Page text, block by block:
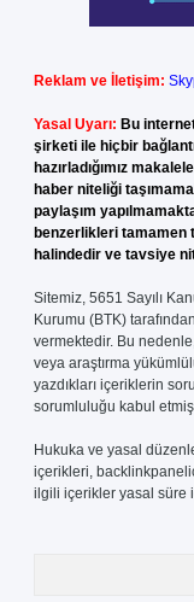
Reklam ve İletişim:
Yasal Uyarı: Bu
şirketi ile hiçbir
hazırladığımız
haber niteliği
paylaşım
benzerlikleri tamamen
halindedir ve tavsiye
Sitemiz, 5651 Sayılı
Kurumu (BTK)
vermektedir. Bu
veya araştırma
yazdıkları içeriklerin
sorumluluğu kabul etmiş
Hukuka ve yasal
içerikleri,
ilgili içerikler yasal süre